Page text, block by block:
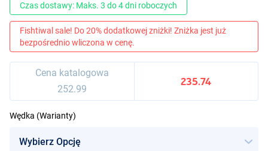
Czas dostawy: Maks. 3 do 4 dni roboczych
Fishtiwal sale! Do 20% dodatkowej zniżki! Zniżka jest już
bezpośrednio wliczona w cenę.
Cena katalogowa
252.99
235.74
Wędka (Warianty)